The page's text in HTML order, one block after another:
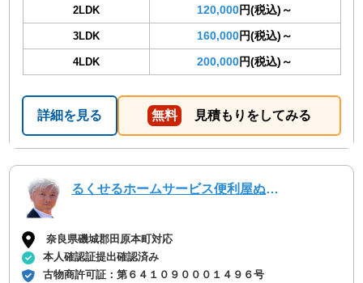
2LDK 120,000円(税込)～
3LDK 160,000円(税込)～
4LDK 200,000円(税込)～
詳細を見る 無料 見積もりをしてみる
るくせるホームサービス便利屋ぬくもり
奈良県磯城郡田原本町対応
本人確認証提出確認済み
古物商許可証：第６４１０９０００１４９６号